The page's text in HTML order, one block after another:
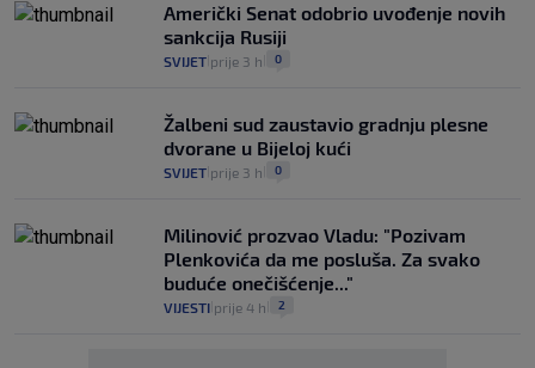
Američki Senat odobrio uvođenje novih
sankcija Rusiji
SVIJET prije 3 h 0
Žalbeni sud zaustavio gradnju plesne
dvorane u Bijeloj kući
SVIJET prije 3 h 0
Milinović prozvao Vladu: "Pozivam
Plenkovića da me posluša. Za svako
buduće onečišćenje..."
VIJESTI prije 4 h 2